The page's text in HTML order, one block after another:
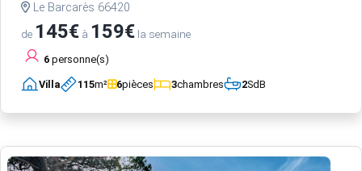
Le Barcarès 66420
de 145€ à 159€ la semaine
6 personne(s)
Villa 115m² 6pièces 3chambres 2SdB